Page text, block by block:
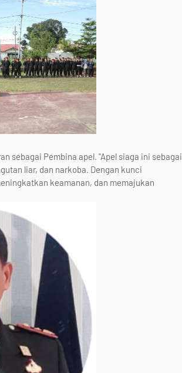
sebagai Pembina apel. "Apel siaga ini sebagai
liar, dan narkoba. Dengan kunci
keamanan, dan memajukan